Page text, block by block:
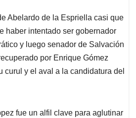
Abelardo de la Espriella casi que
haber intentado ser gobernador
y luego senador de Salvación
por Enrique Gómez
curul y el aval a la candidatura del
fue un alfil clave para aglutinar